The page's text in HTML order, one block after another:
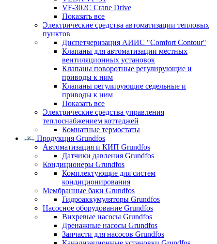
VF-302C Crane Drive
Показать все
Электрические средства автоматизации тепловых
пунктов
Диспетчеризация АИИС "Comfort Contour"
Клапаны для автоматизации местных
вентиляционных установок
Клапаны поворотные регулирующие и
приводы к ним
Клапаны регулирующие седельные и
приводы к ним
Показать все
Электрические средства управления
теплоснабжением коттеджей
Комнатные термостаты
Продукция Grundfos
Автоматизация и КИП Grundfos
Датчики давления Grundfos
Кондиционеры Grundfos
Комплектующие для систем
кондиционирования
Мембранные баки Grundfos
Гидроаккумуляторы Grundfos
Насосное оборудование Grundfos
Вихревые насосы Grundfos
Дренажные насосы Grundfos
Запчасти для насосов Grundfos